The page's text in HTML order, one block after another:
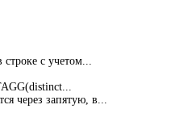
с учетом...
через запятую, в...